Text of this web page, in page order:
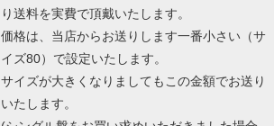
り送料を実費で頂戴いたします。
価格は、当店からお送りします一番小さい（サ
イズ80）で設定いたします。
サイズが大きくなりましてもこの金額でお送り
いたします。